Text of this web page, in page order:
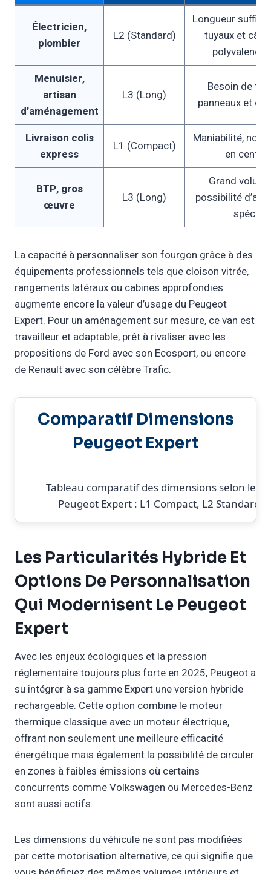
Électricien,
plombier
L2 (Standard)
Longueur
tuyaux et
polyvalence
Menuisier,
artisan
d’aménagement
L3 (Long)
Besoin de
panneaux et
Livraison colis
express
L1 (Compact)
Maniabilité,
en
BTP, gros
œuvre
L3 (Long)
Grand
possibilité
La capacité à personnaliser son fourgon grâce à des
équipements professionnels tels que cloison vitrée,
rangements latéraux ou cabines approfondies
augmente encore la valeur d’usage du Peugeot
Expert. Pour un aménagement sur mesure, ce van est
travailleur et adaptable, prêt à rivaliser avec les
propositions de Ford avec son Ecosport, ou encore
de Renault avec son célèbre Trafic.
Comparatif Dimensions
Peugeot Expert
Tableau comparatif des dimensions selon les
Peugeot Expert : L1 Compact, L2 Standard,
Les Particularités Hybride Et
Options De Personnalisation
Qui Modernisent Le Peugeot
Expert
Avec les enjeux écologiques et la pression
réglementaire toujours plus forte en 2025, Peugeot a
su intégrer à sa gamme Expert une version hybride
rechargeable. Cette option combine le moteur
thermique classique avec un moteur électrique,
offrant non seulement une meilleure efficacité
énergétique mais également la possibilité de circuler
en zones à faibles émissions où certains
concurrents comme Volkswagen ou Mercedes-Benz
sont aussi actifs.
Les dimensions du véhicule ne sont pas modifiées
par cette motorisation alternative, ce qui signifie que